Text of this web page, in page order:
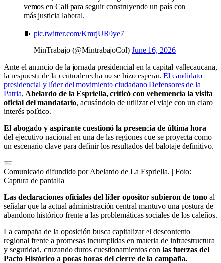
vemos en Cali para seguir construyendo un país con
más justicia laboral.
🧵 pic.twitter.com/KmrjUR0ye7
— MinTrabajo (@MintrabajoCol) June 16, 2026
Ante el anuncio de la jornada presidencial en la capital vallecaucana,
la respuesta de la centroderecha no se hizo esperar. El candidato
presidencial y líder del movimiento ciudadano Defensores de la
Patria, Abelardo de la Espriella, criticó con vehemencia la visita
oficial del mandatario, acusándolo de utilizar el viaje con un claro
interés político.
El abogado y aspirante cuestionó la presencia de última hora
del ejecutivo nacional en una de las regiones que se proyecta como
un escenario clave para definir los resultados del balotaje definitivo.
Comunicado difundido por Abelardo de La Espriella. | Foto:
Captura de pantalla
Las declaraciones oficiales del líder opositor subieron de tono al
señalar que la actual administración central mantuvo una postura de
abandono histórico frente a las problemáticas sociales de los caleños.
La campaña de la oposición busca capitalizar el descontento
regional frente a promesas incumplidas en materia de infraestructura
y seguridad, cruzando duros cuestionamientos con las fuerzas del
Pacto Histórico a pocas horas del cierre de la campaña.